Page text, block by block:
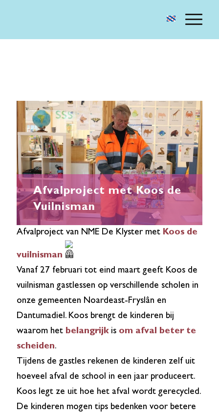
Afvalproject met Koos de
Vuilnisman
Afvalproject van NME De Klyster met Koos de
vuilnisman
Vanaf 27 februari tot eind maart geeft Koos de
vuilnisman gastlessen op verschillende scholen in
onze gemeenten Noardeast-Fryslân en
Dantumadiel. Koos brengt de kinderen bij
waarom het belangrijkis om afval beter te
scheiden.
Tijdens de gastles rekenen de kinderen zelf uit
hoeveel afval de school in een jaar produceert.
Koos legt ze uit hoe het afval wordt gerecycled.
De kinderen mogen tips bedenken voor betere